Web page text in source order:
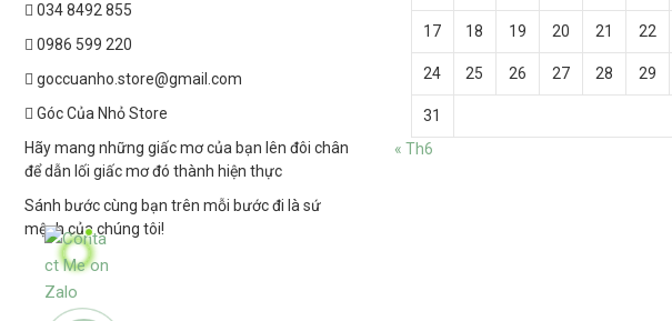
034 8492 855
0986 599 220
goccuanho.store@gmail.com
Góc Của Nhỏ Store
Hãy mang những giấc mơ của bạn lên đôi chân
để dẫn lối giấc mơ đó thành hiện thực
Sánh bước cùng bạn trên mỗi bước đi là sứ
mệnh của chúng tôi!
17 18 19 20 21 22
24 25 26 27 28 29
31
« Th6